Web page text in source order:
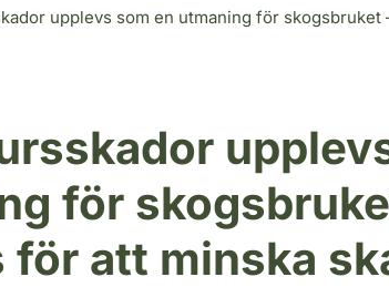
upplevs som en utmaning för
för
för att minska